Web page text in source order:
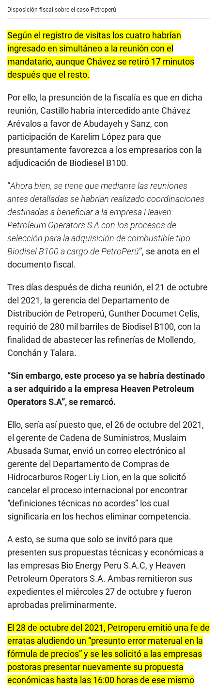
Disposición fiscal sobre el caso Petroperú
Según el registro de visitas los cuatro habrían
ingresado en simultáneo a la reunión con el
mandatario, aunque Chávez se retiró 17 minutos
después que el resto.
Por ello, la presunción de la fiscalía es que en dicha
reunión, Castillo habría intercedido ante Chávez
Arévalos a favor de Abudayeh y Sanz, con
participación de Karelim López para que
presuntamente favorezca a los empresarios con la
adjudicación de Biodiesel B100.
“Ahora bien, se tiene que mediante las reuniones
antes detalladas se habrían realizado coordinaciones
destinadas a beneficiar a la empresa Heaven
Petroleum Operators S.A con los procesos de
selección para la adquisición de combustible tipo
Biodisel B100 a cargo de PetroPerú”, se anota en el
documento fiscal.
Tres días después de dicha reunión, el 21 de octubre
del 2021, la gerencia del Departamento de
Distribución de Petroperú, Gunther Documet Celis,
requirió de 280 mil barriles de Biodisel B100, con la
finalidad de abastecer las refinerías de Mollendo,
Conchán y Talara.
“Sin embargo, este proceso ya se habría destinado
a ser adquirido a la empresa Heaven Petroleum
Operators S.A”, se remarcó.
Ello, sería así puesto que, el 26 de octubre del 2021,
el gerente de Cadena de Suministros, Muslaim
Abusada Sumar, envió un correo electrónico al
gerente del Departamento de Compras de
Hidrocarburos Roger Liy Lion, en la que solicitó
cancelar el proceso internacional por encontrar
“definiciones técnicas no acordes” los cual
significaría en los hechos eliminar competencia.
A esto, se suma que solo se invitó para que
presenten sus propuestas técnicas y económicas a
las empresas Bio Energy Peru S.A.C, y Heaven
Petroleum Operators S.A. Ambas remitieron sus
expedientes el miércoles 27 de octubre y fueron
aprobadas preliminarmente.
El 28 de octubre del 2021, Petroperu emitió una fe de
erratas aludiendo un “presunto error materual en la
fórmula de precios” y se les solicitó a las empresas
postoras presentar nuevamente su propuesta
económicas hasta las 16:00 horas de ese mismo